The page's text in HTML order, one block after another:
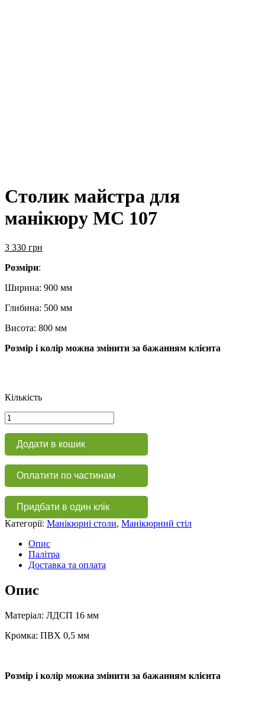
Столик майстра для
манікюру МС 107
3 330 грн
Розміри:
Ширина: 900 мм
Глибина: 500 мм
Висота: 800 мм
Розмір і колір можна змінити за бажанням клієнта
Кількість
Столик
майстра
для
манікюру
МС
107
кількість
Додати в кошик
Оплатити по частинам
Придбати в один клік
Категорії: Манікюрні столи, Манікюрний стіл
Опис
Палітра
Доставка та оплата
Опис
Матеріал: ЛДСП 16 мм
Кромка: ПВХ 0,5 мм
Розмір і колір можна змінити за бажанням клієнта